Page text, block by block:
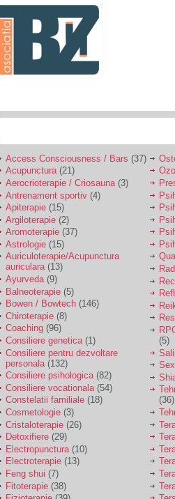
agresiva, orice
greseala era taxata cu
o palma sau pedepse.
De 4 ani am o relatie
serioasa cu un barbat
sa se manifeste o
Ma aflu aici pentru ca
vreau sa stiu daca am
nevoie de un psiholog
sau psihiatru.
Sunt casatorita, am
31 de ani si un copil in
varsta de 2 ani care
mi-e lumina ochilor.
De ceva timp simt ca
mi s-a adunat
oboseala, o oboseala
cronica de care nu pot
scapa si simt ca din
cauza ei nu pot
controla nervii si
cateodata are copilul
de suferit.
Am o bariera peste
care nu pot trece:
prietena mea a ramas
insarcinata cu o fata.
Am fost de comun
acord sa facem un
copil, cu gandul ca e
baiat.
Access Consciousness / Bars (37)
Acupunctura(21)
Aerocrioterapie / Criosauna (3)
Antrenament sportiv (4)
Apiterapie (15)
Argiloterapie (2)
Aromoterapie (37)
Astrologie (15)
Auriculoterapie/Acupunctura
auriculara(13)
Ayurveda(9)
Balneoterapie (5)
Bowen / Bowtech (146)
Chiroterapie (8)
Coaching (96)
Consiliere genetica(1)
Consiliere pentru dezvoltare
personala (132)
Consiliere psihologica(82)
Consiliere vocationala (54)
Constelatii familiale (18)
Cosmetologie (3)
Cristaloterapie (26)
Detoxifiere (29)
Electropunctura (10)
Electroterapie (13)
Feng shui (7)
Fitoterapie (38)
(5)
(36)